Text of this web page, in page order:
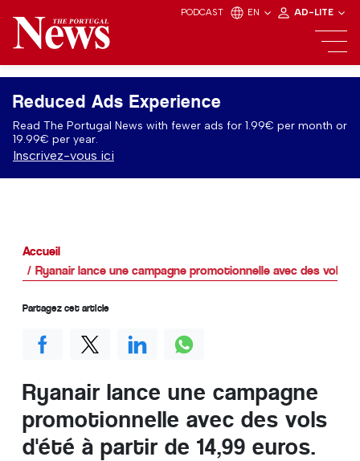
PODCAST EN AD-LITE
Reduced Ads Experience
Read The Portugal News with fewer ads for 1.99€ per month or
19.99€ per year.
Inscrivez-vous ici
Accueil
Ryanair lance une campagne promotionnelle avec des vols
Ryanair lance une campagne
promotionnelle avec des vols
d'été à partir de 14,99 euros.
Partagez cet article